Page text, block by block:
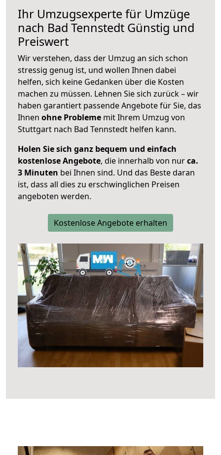
Ihr Umzugsexperte für Umzüge
nach Bad Tennstedt Günstig und
Preiswert
Wir verstehen, dass der Umzug an sich schon
stressig genug ist, und wollen Ihnen dabei
helfen, sich keine Gedanken über die Kosten
machen zu müssen. Lehnen Sie sich zurück – wir
haben garantiert passende Angebote für Sie, das
Ihnen ohne Probleme mit Ihrem Umzug von
Stuttgart nach Bad Tennstedt helfen kann.
Holen Sie sich ganz bequem und einfach
kostenlose Angebote, die innerhalb von nurca.
3 Minuten bei Ihnen sind. Und das Beste daran
ist, dass all dies zu erschwinglichen Preisen
angeboten werden.
Kostenlose Angebote erhalten